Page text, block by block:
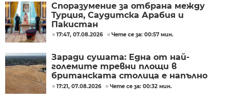
Споразумение за отбрана между
Турция, Саудитска Арабия и
Пакистан
17:47, 07.08.2026 Чете се за: 00:57 мин.
Заради сушата: Една от най-
големите тревни площи в
британската столица е напълно
изгоряла
17:21, 07.08.2026 Чете се за: 00:32 мин.